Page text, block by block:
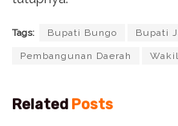
Tags: Bupati Bungo Bupati
Pembangunan Daerah
Related Posts